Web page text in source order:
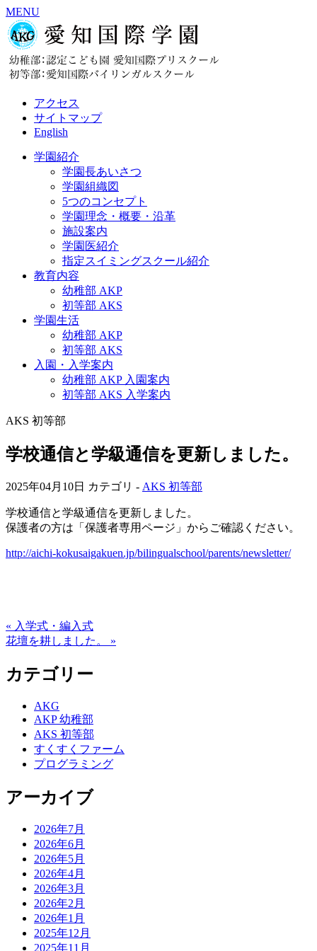
MENU
アクセス
サイトマップ
English
学園紹介
学園長あいさつ
学園組織図
5つのコンセプト
学園理念・概要・沿革
施設案内
学園医紹介
指定スイミングスクール紹介
教育内容
幼稚部 AKP
初等部 AKS
学園生活
幼稚部 AKP
初等部 AKS
入園・入学案内
幼稚部 AKP 入園案内
初等部 AKS 入学案内
AKS 初等部
学校通信と学級通信を更新しました。
2025年04月10日 カテゴリ - AKS 初等部
学校通信と学級通信を更新しました。
保護者の方は「保護者専用ページ」からご確認ください。
http://aichi-kokusaigakuen.jp/bilingualschool/parents/newsletter/
« 入学式・編入式
花壇を耕しました。 »
カテゴリー
AKG
AKP 幼稚部
AKS 初等部
すくすくファーム
プログラミング
アーカイブ
2026年7月
2026年6月
2026年5月
2026年4月
2026年3月
2026年2月
2026年1月
2025年12月
2025年11月